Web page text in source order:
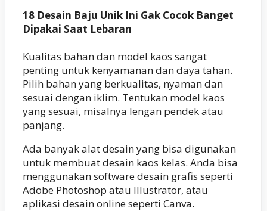
18 Desain Baju Unik Ini Gak Cocok Banget
Dipakai Saat Lebaran
Kualitas bahan dan model kaos sangat
penting untuk kenyamanan dan daya tahan.
Pilih bahan yang berkualitas, nyaman dan
sesuai dengan iklim. Tentukan model kaos
yang sesuai, misalnya lengan pendek atau
panjang.
Ada banyak alat desain yang bisa digunakan
untuk membuat desain kaos kelas. Anda bisa
menggunakan software desain grafis seperti
Adobe Photoshop atau Illustrator, atau
aplikasi desain online seperti Canva.